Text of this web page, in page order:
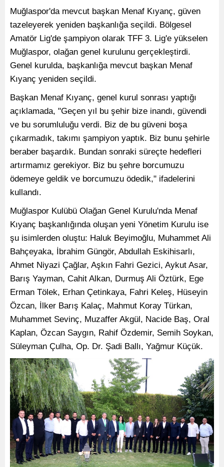
Muğlaspor'da mevcut başkan Menaf Kıyanç, güven
tazeleyerek yeniden başkanlığa seçildi. Bölgesel
Amatör Lig'de şampiyon olarak TFF 3. Lig'e yükselen
Muğlaspor, olağan genel kurulunu gerçekleştirdi.
Genel kurulda, başkanlığa mevcut başkan Menaf
Kıyanç yeniden seçildi.
Başkan Menaf Kıyanç, genel kurul sonrası yaptığı
açıklamada, "Geçen yıl bu şehir bize inandı, güvendi
ve bu sorumluluğu verdi. Biz de bu güveni boşa
çıkarmadık, takımı şampiyon yaptık. Biz bunu şehirle
beraber başardık. Bundan sonraki süreçte hedefleri
artırmamız gerekiyor. Biz bu şehre borcumuzu
ödemeye geldik ve borcumuzu ödedik," ifadelerini
kullandı.
Muğlaspor Kulübü Olağan Genel Kurulu'nda Menaf
Kıyanç başkanlığında oluşan yeni Yönetim Kurulu ise
şu isimlerden oluştu: Haluk Beyimoğlu, Muhammet Ali
Bahçeyaka, İbrahim Güngör, Abdullah Eskihisarlı,
Ahmet Niyazi Çağlar, Aşkın Fahri Gezici, Aykut Asar,
Barış Yayman, Cahit Alkan, Durmuş Ali Öztürk, Ege
Erman Tölek, Erhan Çetinkaya, Fahri Keleş, Hüseyin
Özcan, İlker Barış Kalaç, Mahmut Koray Türkan,
Muhammet Sevinç, Muzaffer Akgül, Nacide Baş, Oral
Kaplan, Özcan Saygın, Rahif Özdemir, Semih Soykan,
Süleyman Çulha, Op. Dr. Şadi Ballı, Yağmur Küçük.